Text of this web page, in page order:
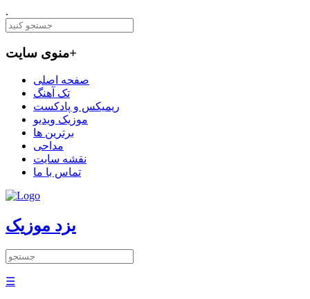
.
منوی سایت+
صفحه اصلی
تک آهنگ
ریمیکس و پادکست
موزیک ویدیو
برترین ها
مداحی
نقشه سایت
تماس با ما
یزد موزیک
☰